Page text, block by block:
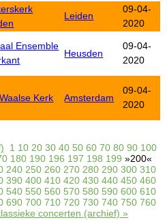
Leiden
09-04-
2020
Ensemble
Heusden
09-04-
2020
Kerk Amsterdam
09-04-
2020
1 10 20 30 40 50 60 70 80 90 100
180 190 196 197 198 199 »200«
240 250 260 270 280 290 300 310
390 400 410 420 430 440 450 460
540 550 560 570 580 590 600 610
690 700 710 720 730 740 750 760
concerten (archief) »